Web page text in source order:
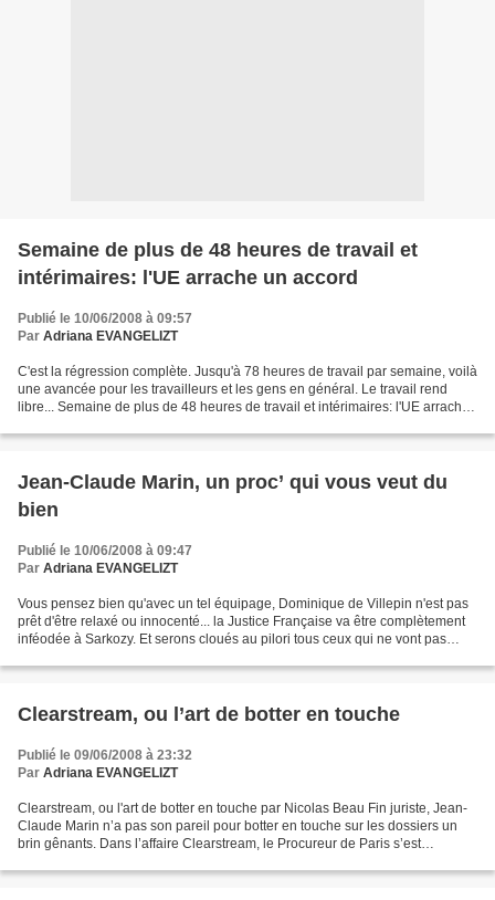
Semaine de plus de 48 heures de travail et
intérimaires: l'UE arrache un accord
Publié le 10/06/2008 à 09:57
Par Adriana EVANGELIZT
C'est la régression complète. Jusqu'à 78 heures de travail par semaine, voilà
une avancée pour les travailleurs et les gens en général. Le travail rend
libre... Semaine de plus de 48 heures de travail et intérimaires: l'UE arrache
Jean-Claude Marin, un proc’ qui vous veut du
bien
Publié le 10/06/2008 à 09:47
Par Adriana EVANGELIZT
Vous pensez bien qu'avec un tel équipage, Dominique de Villepin n'est pas
prêt d'être relaxé ou innocenté... la Justice Française va être complètement
inféodée à Sarkozy. Et serons cloués au pilori tous ceux qui ne vont pas
Clearstream, ou l’art de botter en touche
Publié le 09/06/2008 à 23:32
Par Adriana EVANGELIZT
Clearstream, ou l'art de botter en touche par Nicolas Beau Fin juriste, Jean-
Claude Marin n’a pas son pareil pour botter en touche sur les dossiers un
brin gênants. Dans l’affaire Clearstream, le Procureur de Paris s’est